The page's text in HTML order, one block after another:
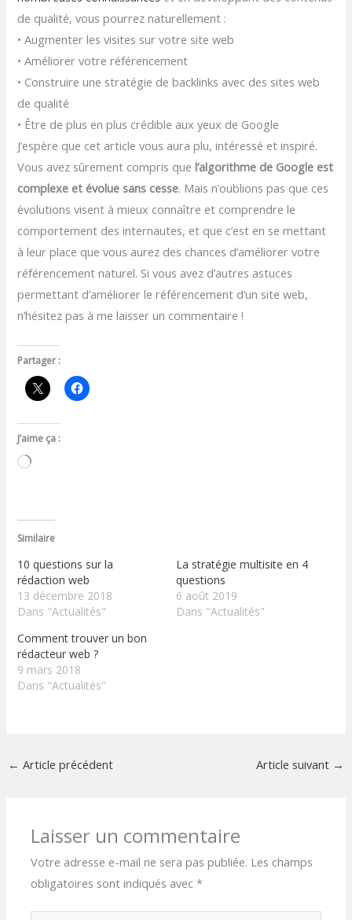
de qualité, vous pourrez naturellement :
• Augmenter les visites sur votre site web
• Améliorer votre référencement
• Construire une stratégie de backlinks avec des sites web
de qualité
• Être de plus en plus crédible aux yeux de Google
J’espère que cet article vous aura plu, intéressé et inspiré.
Vous avez sûrement compris que l’algorithme de Google est
complexe et évolue sans cesse. Mais n’oublions pas que ces
évolutions visent à mieux connaître et comprendre le
comportement des internautes, et que c’est en se mettant
à leur place que vous aurez des chances d’améliorer votre
référencement naturel. Si vous avez d’autres astuces
permettant d’améliorer le référencement d’un site web,
n’hésitez pas à me laisser un commentaire !
Partager :
J’aime ça :
Chargement…
Similaire
10 questions sur la
rédaction web
13 décembre 2018
Dans "Actualités"
La stratégie multisite en 4
questions
6 août 2019
Dans "Actualités"
Comment trouver un bon
rédacteur web ?
9 mars 2018
Dans "Actualités"
← Article précédent Article suivant →
Laisser un commentaire
Votre adresse e-mail ne sera pas publiée. Les champs
obligatoires sont indiqués avec*